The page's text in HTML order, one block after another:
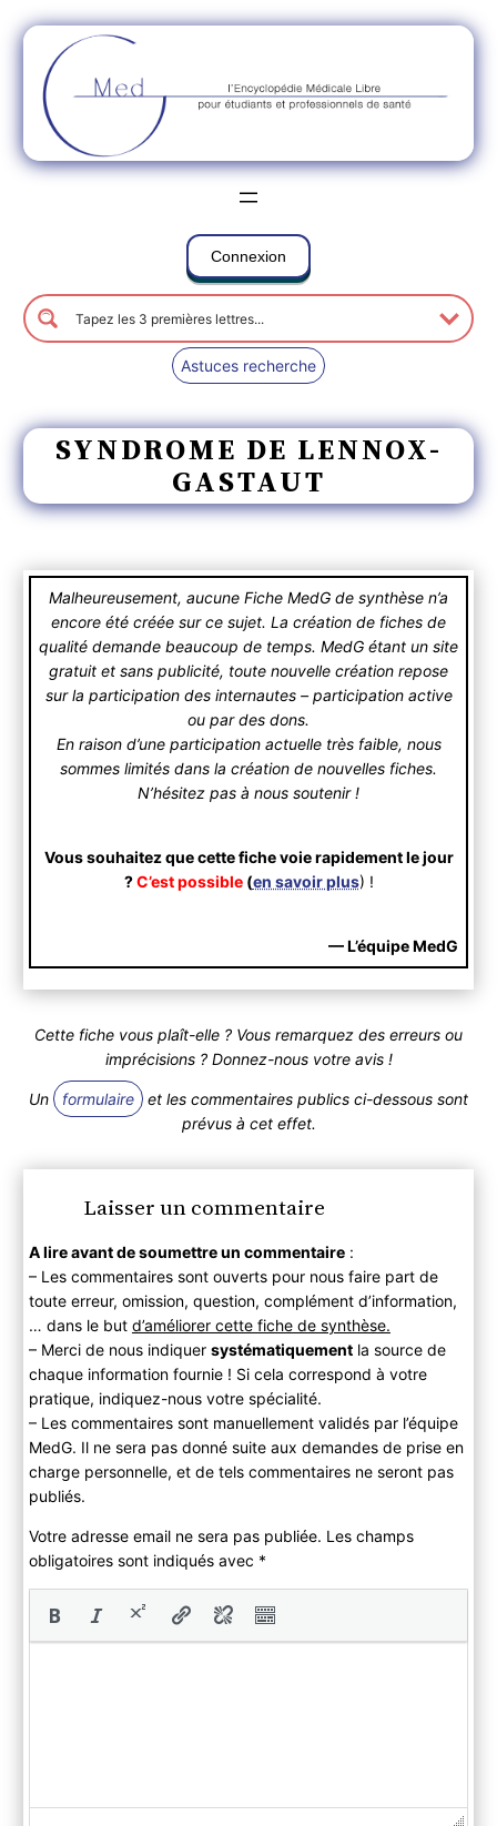
Connexion
Astuces recherche
SYNDROME DE LENNOX-
GASTAUT
Malheureusement, aucune Fiche MedG de synthèse n’a
encore été créée sur ce sujet. La création de fiches de
qualité demande beaucoup de temps. MedG étant un site
gratuit et sans publicité, toute nouvelle création repose
sur la participation des internautes – participation active
ou par des dons.
En raison d’une participation actuelle très faible, nous
sommes limités dans la création de nouvelles fiches.
N’hésitez pas à nous soutenir !
Vous souhaitez que cette fiche voie rapidement le jour
?C’est possible(en savoir plus) !
— L’équipe MedG
Cette fiche vous plaît-elle ? Vous remarquez des erreurs ou
imprécisions ? Donnez-nous votre avis !
Un formulaire
et les commentaires publics ci-dessous sont
prévus à cet effet.
Laisser un commentaire
A lire avant de soumettre un commentaire:
– Les commentaires sont ouverts pour nous faire part de
toute erreur, omission, question, complément d’information,
… dans le but d’améliorer cette fiche de synthèse.
– Merci de nous indiquer systématiquementla source de
chaque information fournie ! Si cela correspond à votre
pratique, indiquez-nous votre spécialité.
– Les commentaires sont manuellement validés par l’équipe
MedG. Il ne sera pas donné suite aux demandes de prise en
charge personnelle, et de tels commentaires ne seront pas
publiés.
Votre adresse email ne sera pas publiée. Les champs
obligatoires sont indiqués avec *